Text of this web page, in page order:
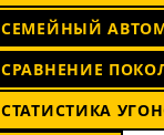
СЕМЕЙНЫЙ
СРАВНЕНИЕ
СТАТИСТИКА